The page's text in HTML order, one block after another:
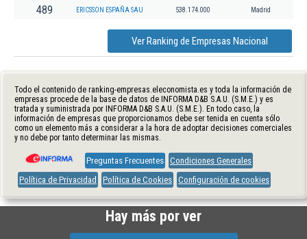
489 ERICSSON ESPAÑA SAU 538.174.000 Madrid
Ver Ranking de Empresas Nacional
Todo el contenido de ranking-empresas.eleconomista.es y toda la información de
empresas procede de la base de datos de INFORMA D&B S.A.U. (S.M.E.) y es
tratada y suministrada por INFORMA D&B S.A.U. (S.M.E.). En todo caso, la
información de empresas que proporcionamos debe ser tenida en cuenta sólo
como un elemento más a considerar a la hora de adoptar decisiones comerciales
y no debe por tanto determinar las mismas.
Preguntas Frecuentes Condiciones Generales
Política de Privacidad
Política de Cookies Configuración de cookies
Hay más por ver